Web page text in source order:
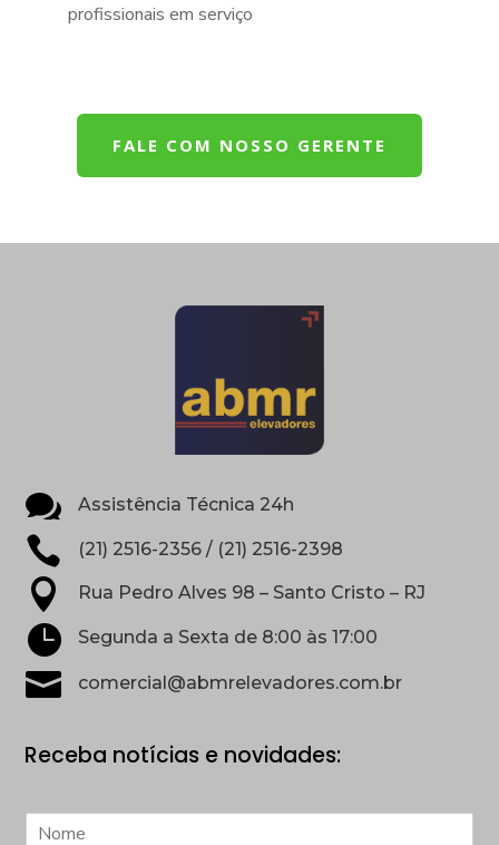
profissionais em serviço
FALE COM NOSSO GERENTE
 Assistência Técnica 24h
 (21) 2516-2356 / (21) 2516-2398
 Rua Pedro Alves 98 – Santo Cristo – RJ
 Segunda a Sexta de 8:00 às 17:00
 comercial@abmrelevadores.com.br
Receba notícias e novidades:
N